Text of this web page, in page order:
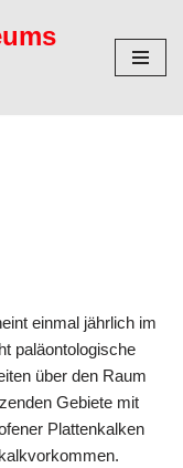
einmal jährlich im
paläontologische
über den Raum
Gebiete mit
Plattenkalken